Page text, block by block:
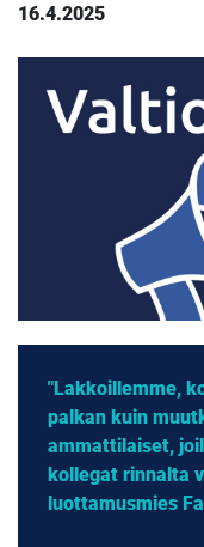
16.4.2025
"Lakkoillemme,
palkan kuin
ammattilaiset,
kollegat rinnalta
luottamusmies